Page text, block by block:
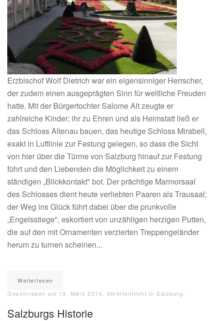
Erzbischof Wolf Dietrich war ein eigensinniger Herrscher,
der zudem einen ausgeprägten Sinn für weltliche Freuden
hatte. Mit der Bürgertochter Salome Alt zeugte er
zahlreiche Kinder; ihr zu Ehren und als Heimstatt ließ er
das Schloss Altenau bauen, das heutige Schloss Mirabell,
exakt in Luftlinie zur Festung gelegen, so dass die Sicht
von hier über die Türme von Salzburg hinauf zur Festung
führt und den Liebenden die Möglichkeit zu einem
ständigen „Blickkontakt" bot. Der prächtige Marmorsaal
des Schlosses dient heute verliebten Paaren als Trausaal;
der Weg ins Glück führt dabei über die prunkvolle
„Engelsstiege", eskortiert von unzähligen herzigen Putten,
die auf den mit Ornamenten verzierten Treppengeländer
herum zu turnen scheinen...
Weiterlesen
Geschrieben am 13. März 2014 . Veröffentlicht in Salzburg
Salzburgs Historie